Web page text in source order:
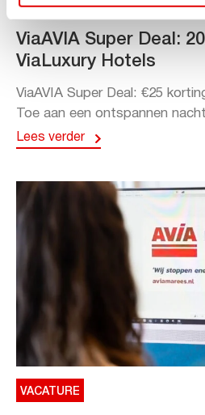
ACTIE
ViaAVIA Super Deal:
ViaLuxury Hotels
ViaAVIA Super Deal: €25
Toe aan een ontspannen
Lees verder
VACATURE